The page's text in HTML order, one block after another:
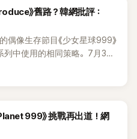
可以做到的。」網友們對此表
太可惜了」、「風格確實變得
等評論。
娜英、陽菜、宥姃；兩個風
極和極的風格真的是第一次
適合她們，那種違和感真的
不太駡經紀公司，但是看到
最近愛豆市場真的不太了
表示現在才第一首歌，還有
有點太早。另一派的網友就
》舊路？韓網批評：
像生存節目《少女星球999》
列中使用的相同策略。7月30
韓國時間晚上8點20分播出
過去的《少女星球999》的預
試鏡片段的片段，網友們也
999》 挑戰再出道！網